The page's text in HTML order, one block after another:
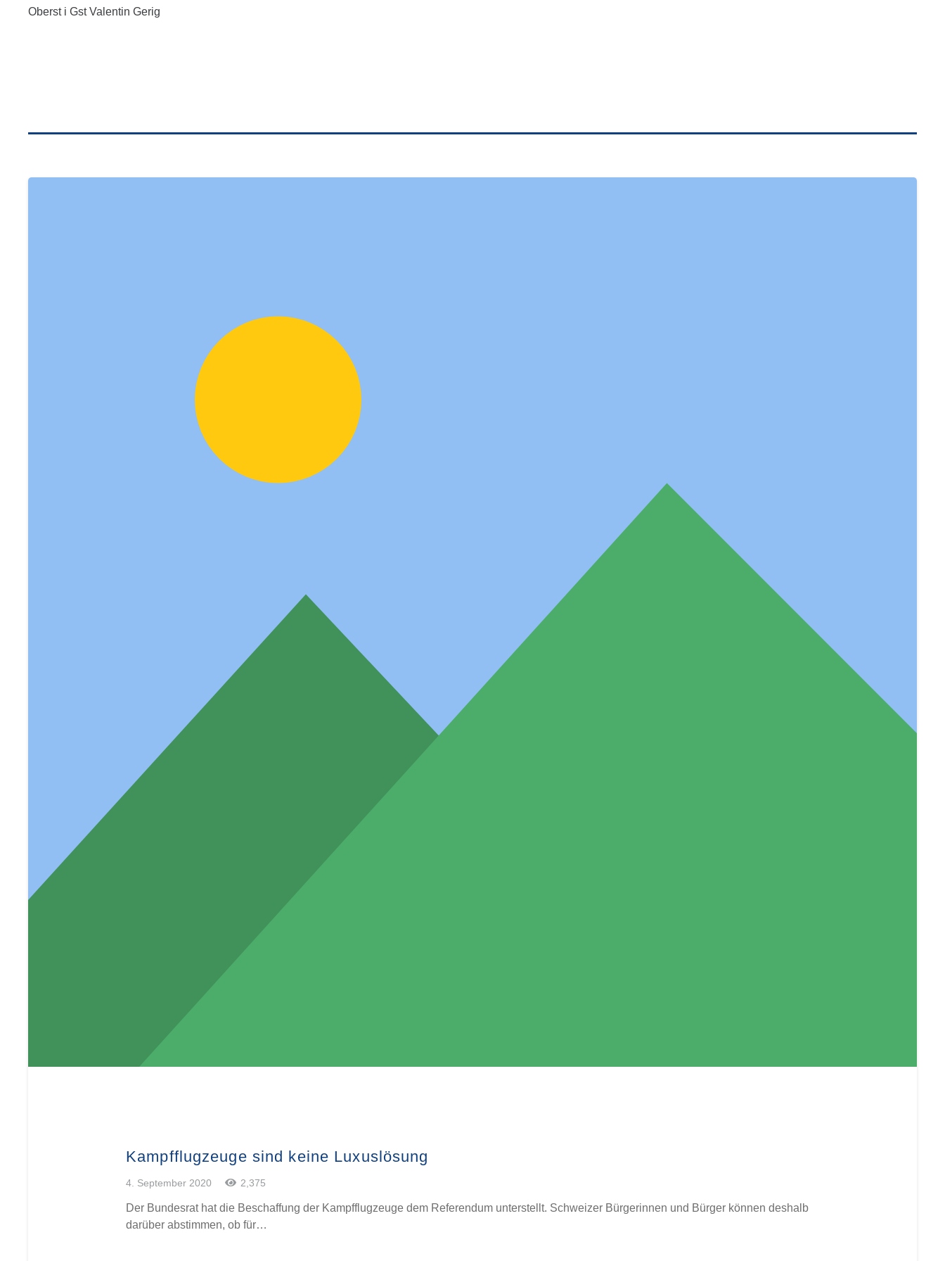
Oberst i Gst Valentin Gerig
Kampfflugzeuge sind keine Luxuslösung
4. September 2020 2,375
Der Bundesrat hat die Beschaffung der Kampfflugzeuge dem Referendum unterstellt. Schweizer Bürgerinnen und Bürger können deshalb
darüber abstimmen, ob für…